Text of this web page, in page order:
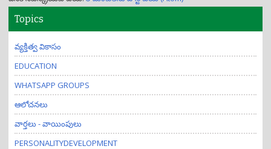
Topics
వ్యక్తిత్వ వికాసం
EDUCATION
WHATSAPP GROUPS
ఆలోచనలు
వార్తలు - వాయింపులు
PERSONALITYDEVELOPMENT